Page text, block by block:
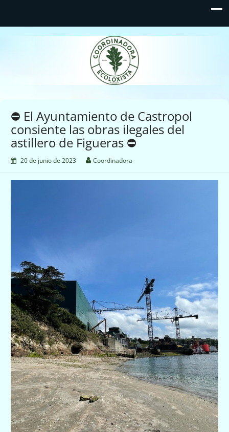
Coordinadora Ecoloxista
d'Asturies
⛔️ El Ayuntamiento de Castropol
consiente las obras ilegales del
astillero de Figueras ⛔️
20 de junio de 2023 Coordinadora